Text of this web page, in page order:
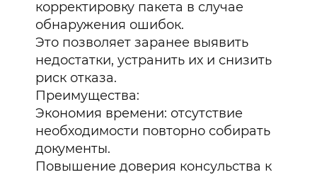
корректировку пакета в случае
обнаружения ошибок.
Это позволяет заранее выявить
недостатки, устранить их и снизить
риск отказа.
Преимущества:
Экономия времени: отсутствие
необходимости повторно собирать
документы.
Повышение доверия консульства к